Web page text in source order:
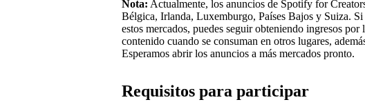
Nota: Actualmente, los anuncios de Spotify for
Bélgica, Irlanda, Luxemburgo, Países Bajos y Suiza.
estos mercados, puedes seguir obteniendo ingresos
contenido cuando se consuman en otros lugares,
Esperamos abrir los anuncios a más mercados pronto.
Requisitos para participar